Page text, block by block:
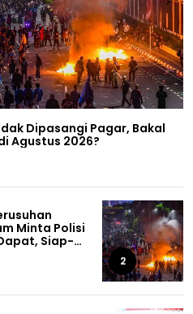
Dipasangi Pagar, Bakal
Agustus 2026?
Minta Polisi
Siap-
2